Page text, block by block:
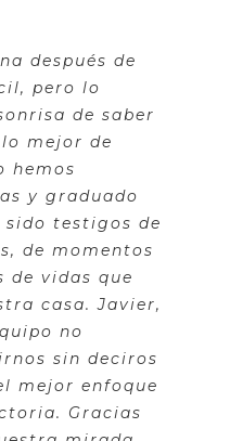
después de
pero lo
de saber
mejor de
hemos
y graduado
testigos de
de momentos
de vidas que
casa. Javier,
no
sin deciros
mejor enfoque
Gracias